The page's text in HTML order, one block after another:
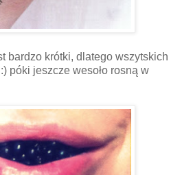
bardzo krótki, dlatego wszytskich
:) póki jeszcze wesoło rosną w